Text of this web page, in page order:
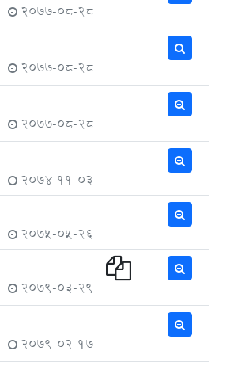
2077-08-28
2077-08-28
2077-08-28
2074-11-03
2075-05-26
2079-03-29
2079-02-17